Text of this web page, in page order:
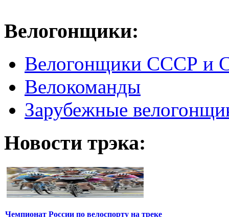
Велогонщики:
Велогонщики СССР и
Велокоманды
Зарубежные
Новости трэка:
Чемпионат России по велоспорту на треке